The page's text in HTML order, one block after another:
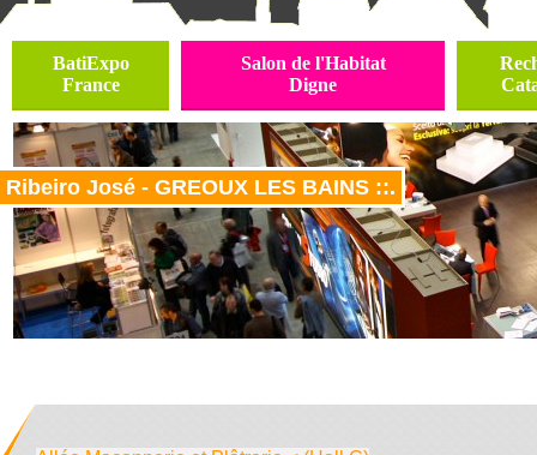
BatiExpo
France
Salon de l'Habitat
Digne
Ribeiro José - GREOUX LES BAINS ::.